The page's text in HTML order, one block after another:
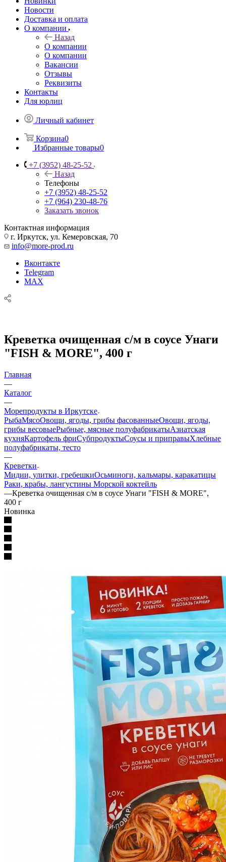
Новости
Доставка и оплата
О компании
Назад
О компании
О компании
Вакансии
Отзывы
Реквизиты
Контакты
Для юрлиц
Личный кабинет
Корзина0
Избранные товары0
+7 (3952) 48-25-52
Назад
Телефоны
+7 (3952) 48-25-52
+7 (964) 230-48-76
Заказать звонок
Контактная информация
г. Иркутск, ул. Кемеровская, 70
info@more-prod.ru
Вконтакте
Telegram
MAX
Креветка очищенная с/м в соусе Унаги
"FISH & MORE", 400 г
Главная
—
Каталог
—
Морепродукты в Иркутске
РыбаМясоОвощи, ягоды, грибы фасованныеОвощи, ягоды,
грибы весовыеРыбные, мясные полуфабрикатыАзиатская
кухняКартофель фриСубпродуктыСоусы и приправыХлебные
полуфабрикаты, тесто
—
Креветки
Мидии, улитки, гребешкиОсьминоги, кальмары, каракатицы
Раки, крабы, лангустины Морской коктейль
—Креветка очищенная с/м в соусе Унаги "FISH & MORE",
400 г
Новинка